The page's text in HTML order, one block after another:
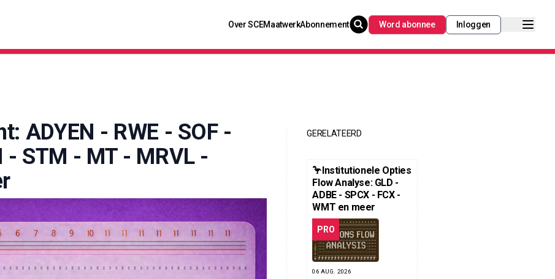
Over SCEMaatwerkAbonnement Word abonnee Inloggen
ADYEN - RWE - SOF -
- STM - MT - MRVL -
GERELATEERD
🦩Institutionele Opties
Flow Analyse: GLD -
ADBE - SPCX - FCX -
WMT en meer
PRO
06 AUG. 2026